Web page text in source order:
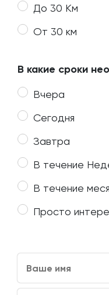
До 30 Км
От 30 км
В какие сроки
Вчера
Сегодня
Завтра
В течение
В течение
Просто